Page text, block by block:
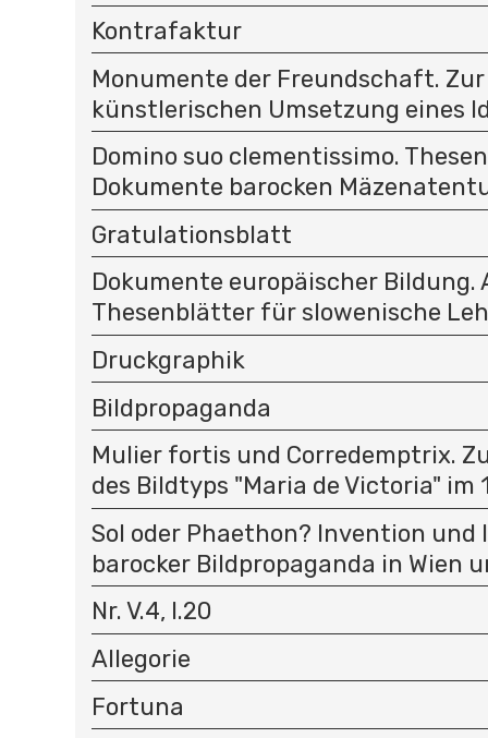
Kontrafaktur
Monumente der Freundschaft. Zur
künstlerischen Umsetzung eines
Domino suo clementissimo.
Dokumente barocken
Gratulationsblatt
Dokumente europäischer Bildung.
Thesenblätter für slowenische
Druckgraphik
Bildpropaganda
Mulier fortis und Corredemptrix.
des Bildtyps "Maria de Victoria" im
Sol oder Phaethon? Invention
barocker Bildpropaganda in Wien
Nr. V.4, I.20
Allegorie
Fortuna